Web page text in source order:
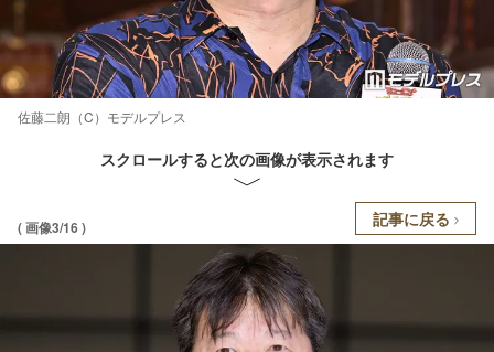
佐藤二朗（C）モデルプレス
スクロールすると次の画像が表示されます
( 画像3/16 ) 記事に戻る